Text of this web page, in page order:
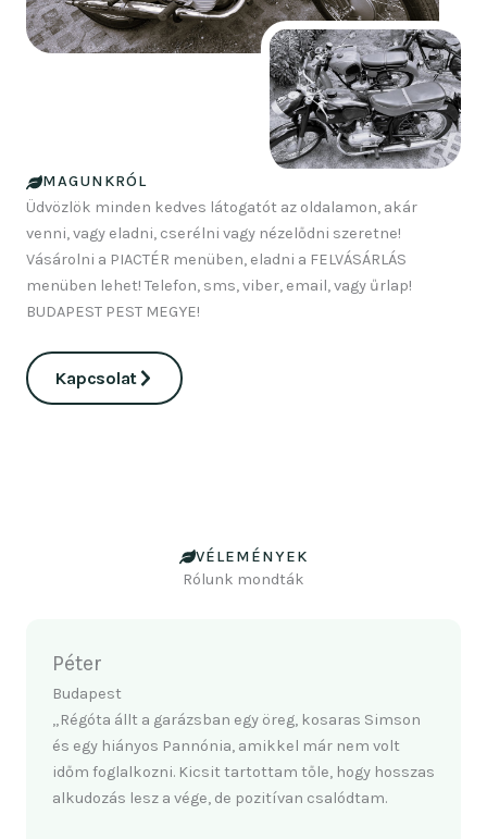
MAGUNKRÓL
Üdvözlök minden kedves látogatót az oldalamon, akár
venni, vagy eladni, cserélni vagy nézelődni szeretne!
Vásárolni a PIACTÉR menüben, eladni a FELVÁSÁRLÁS
menüben lehet! Telefon, sms, viber, email, vagy űrlap!
BUDAPEST PEST MEGYE!
Kapcsolat
VÉLEMÉNYEK
Rólunk mondták
Péter
Budapest
„Régóta állt a garázsban egy öreg, kosaras Simson
és egy hiányos Pannónia, amikkel már nem volt
időm foglalkozni. Kicsit tartottam tőle, hogy hosszas
alkudozás lesz a vége, de pozitívan csalódtam.